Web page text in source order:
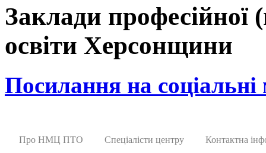
Заклади професійної
освіти Херсонщини
Посилання на соціальні
Про НМЦ ПТО Спеціалісти центру Контактна